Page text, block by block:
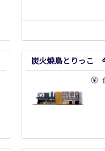
炭火焼鳥とりっこ